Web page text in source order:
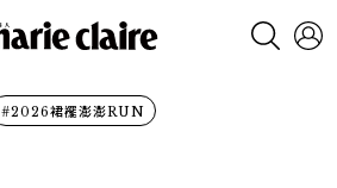
#2026裙襬澎澎RUN